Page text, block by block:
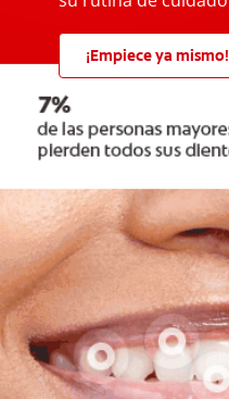
¡Empiece ya mismo!